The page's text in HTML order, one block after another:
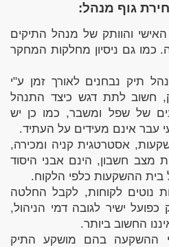
גוף מנהל:
האישי והוותק של מנהל התיקים
כמו גם ניסיון מחלקות המחקר
תיק נבחנים לאורך זמן ע"י
חשוב לתת דגש כיצד התנהל
של שפל ומשבר, כמו כן יש
עבר אינם מעידים על העתיד.
אסטרטגית קניה ומכירה,
מצב חשבון, הינם אבני היסוד
ההשקעות כלפי הלקוח.
נוטים לקוחות, לקבל החלטה
ישיר לגובה דמי הניהול,
החשוב ביותר.
ההשקעה בהם מושקע התיק